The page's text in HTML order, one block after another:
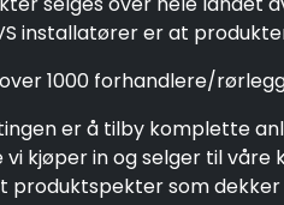
installatører er at
1000 forhandlere/
er å tilby komplette
kjøper in og selger til
produktspekter som